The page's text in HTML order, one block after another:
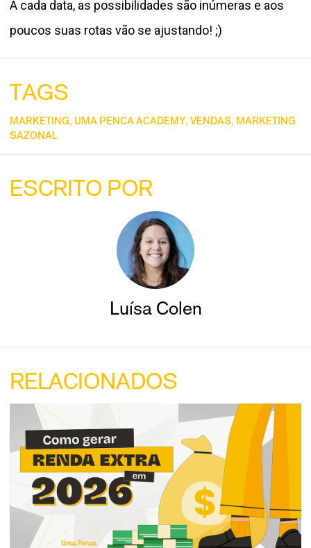
A cada data, as possibilidades são inúmeras e aos
poucos suas rotas vão se ajustando! ;)
TAGS
MARKETING, UMA PENCA ACADEMY, VENDAS, MARKETING
SAZONAL
ESCRITO POR
Luísa Colen
RELACIONADOS